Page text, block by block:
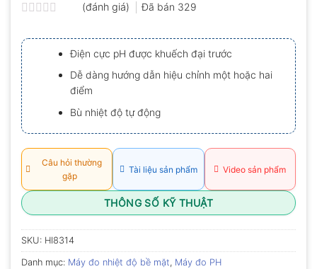
xếp
hạng
0.0
5
sao
(đánh giá) Đã bán 329
Điện cực pH được khuếch đại trước
Dễ dàng hướng dẫn hiệu chỉnh một hoặc hai
điểm
Bù nhiệt độ tự động
Câu hỏi thường
gặp
Tài liệu sản phẩm Video sản phẩm
THÔNG SỐ KỸ THUẬT
SKU: HI8314
Danh mục: Máy đo nhiệt độ bề mặt, Máy đo PH